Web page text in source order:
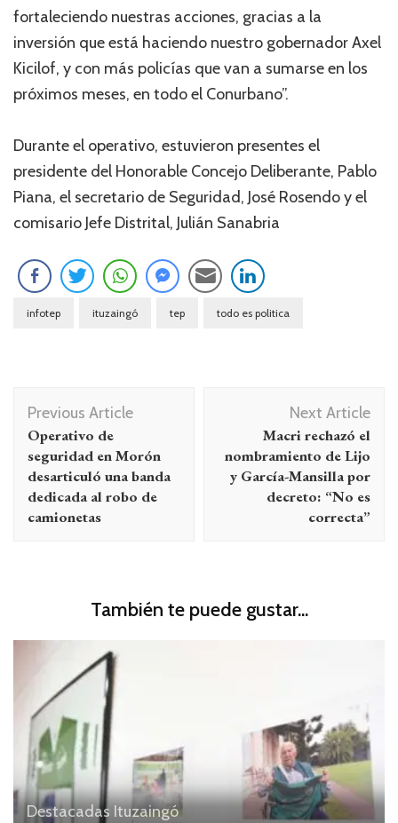
fortaleciendo nuestras acciones, gracias a la
inversión que está haciendo nuestro gobernador Axel
Kicilof, y con más policías que van a sumarse en los
próximos meses, en todo el Conurbano”.
Durante el operativo, estuvieron presentes el
presidente del Honorable Concejo Deliberante, Pablo
Piana, el secretario de Seguridad, José Rosendo y el
comisario Jefe Distrital, Julián Sanabria
infotep ituzaingó tep todo es politica
Navegación
de
entradas
Previous Article
Operativo de
seguridad en Morón
desarticuló una banda
dedicada al robo de
camionetas
Next Article
Macri rechazó el
nombramiento de Lijo
y García-Mansilla por
decreto: “No es
correcta”
También te puede gustar...
Destacadas Ituzaingó